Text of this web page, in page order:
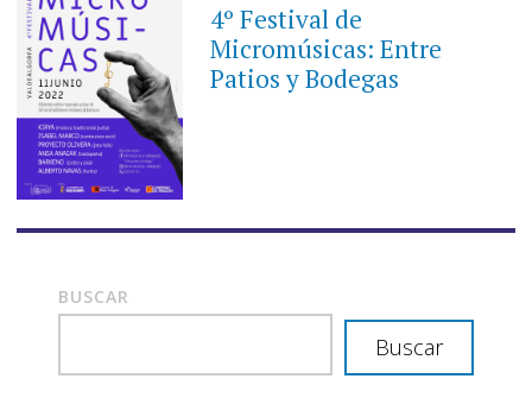
4º Festival de
Micromúsicas: Entre
Patios y Bodegas
BUSCAR
Buscar